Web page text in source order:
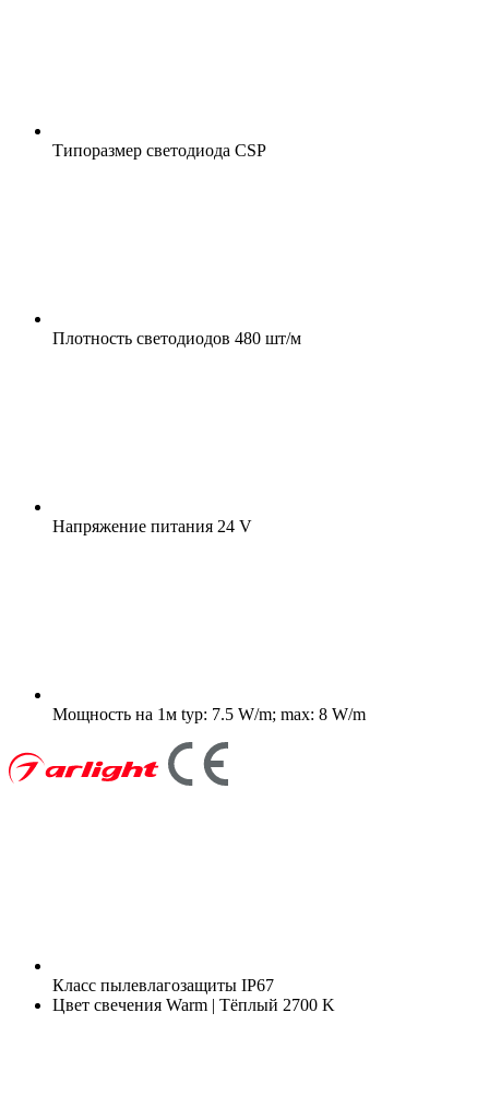
Типоразмер светодиода CSP
Плотность светодиодов 480 шт/м
Напряжение питания 24 V
Мощность на 1м typ: 7.5 W/m; max: 8 W/m
Класс пылевлагозащиты IP67
Цвет свечения Warm | Тёплый 2700 K